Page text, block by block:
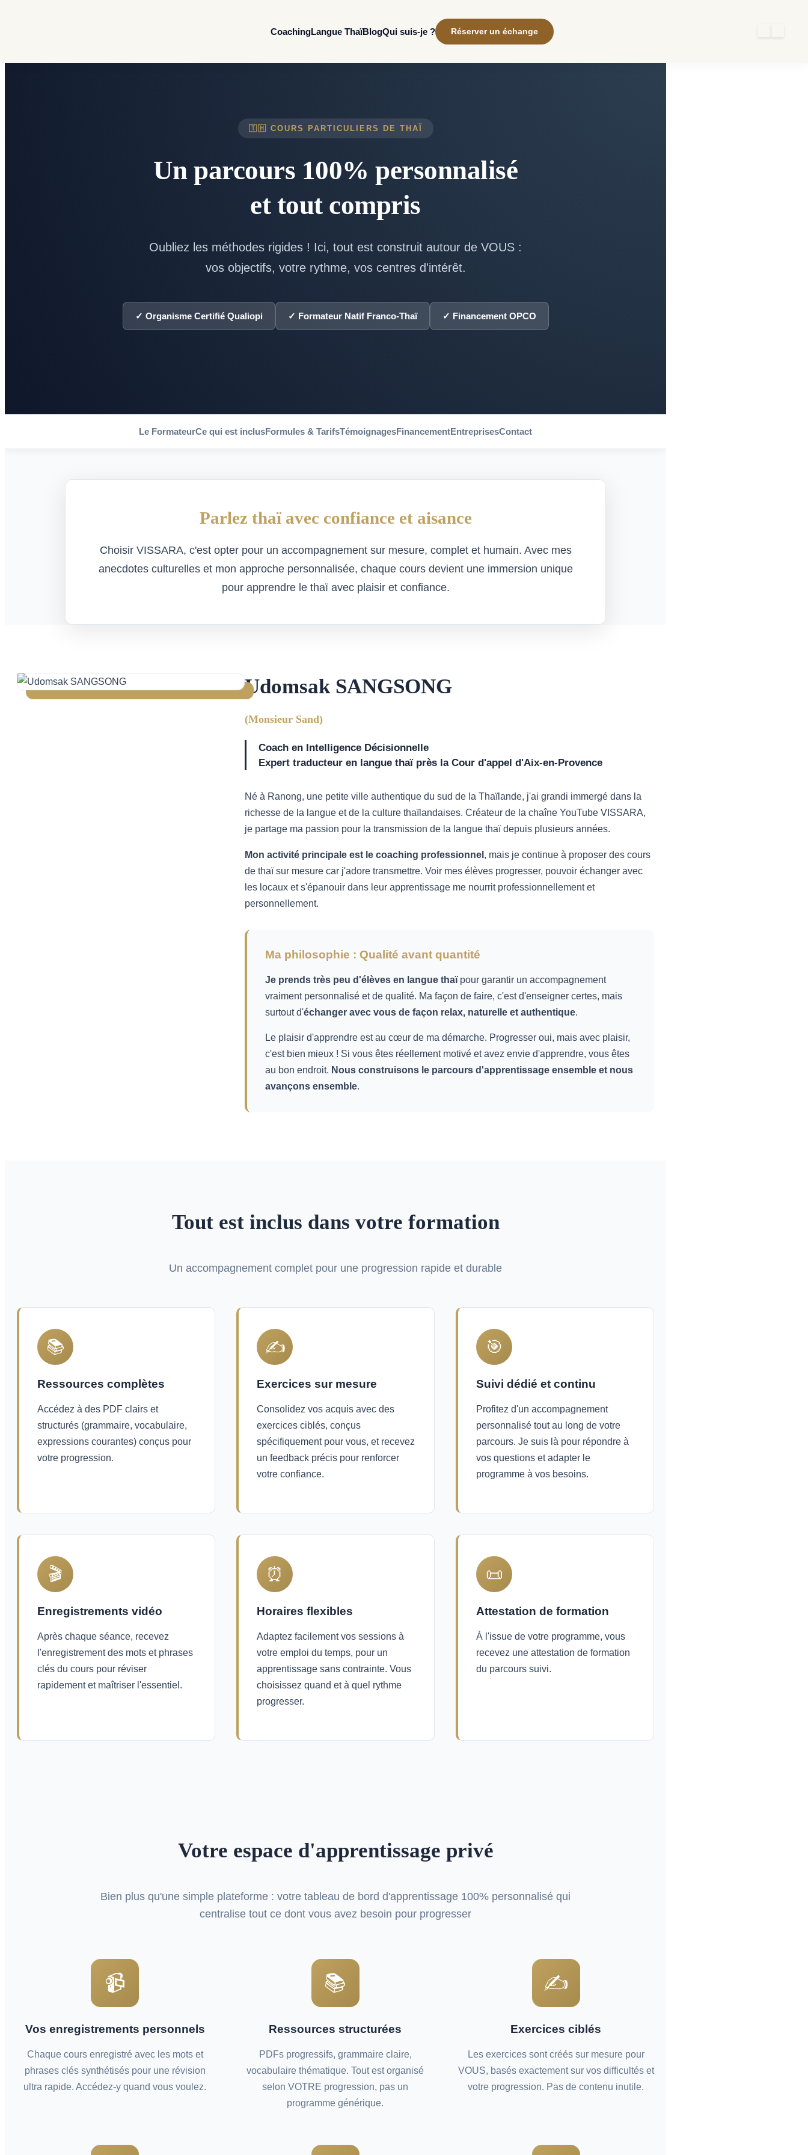
CoachingLangue ThaïBlogQui suis-je ? Réserver un échange
🇹🇭 COURS PARTICULIERS DE THAÏ
Un parcours 100% personnalisé
et tout compris
Oubliez les méthodes rigides ! Ici, tout est construit autour de VOUS :
vos objectifs, votre rythme, vos centres d'intérêt.
✓ Organisme Certifié Qualiopi ✓ Formateur Natif Franco-Thaï ✓ Financement OPCO
Le FormateurCe qui est inclusFormules & TarifsTémoignagesFinancementEntreprisesContact
Parlez thaï avec confiance et aisance
Choisir VISSARA, c'est opter pour un accompagnement sur mesure, complet et humain. Avec mes
anecdotes culturelles et mon approche personnalisée, chaque cours devient une immersion unique
pour apprendre le thaï avec plaisir et confiance.
Udomsak SANGSONG
(Monsieur Sand)
Coach en Intelligence Décisionnelle
Expert traducteur en langue thaï près la Cour d'appel d'Aix-en-Provence
Né à Ranong, une petite ville authentique du sud de la Thaïlande, j'ai grandi immergé dans la
richesse de la langue et de la culture thaïlandaises. Créateur de la chaîne YouTube VISSARA,
je partage ma passion pour la transmission de la langue thaï depuis plusieurs années.
Mon activité principale est le coaching professionnel , mais je continue à proposer des cours
de thaï sur mesure car j'adore transmettre. Voir mes élèves progresser, pouvoir échanger avec
les locaux et s'épanouir dans leur apprentissage me nourrit professionnellement et
personnellement.
Ma philosophie : Qualité avant quantité
Je prends très peu d'élèves en langue thaïpour garantir un accompagnement
vraiment personnalisé et de qualité. Ma façon de faire, c'est d'enseigner certes, mais
surtout d'échanger avec vous de façon relax, naturelle et authentique.
Le plaisir d'apprendre est au cœur de ma démarche. Progresser oui, mais avec plaisir,
c'est bien mieux ! Si vous êtes réellement motivé et avez envie d'apprendre, vous êtes
au bon endroit. Nous construisons le parcours d'apprentissage ensemble et nous
avançons ensemble.
Tout est inclus dans votre formation
Un accompagnement complet pour une progression rapide et durable
📚
Ressources complètes
Accédez à des PDF clairs et
structurés (grammaire, vocabulaire,
expressions courantes) conçus pour
votre progression.
✍️
Exercices sur mesure
Consolidez vos acquis avec des
exercices ciblés, conçus
spécifiquement pour vous, et recevez
un feedback précis pour renforcer
votre confiance.
🎯
Suivi dédié et continu
Profitez d'un accompagnement
personnalisé tout au long de votre
parcours. Je suis là pour répondre à
vos questions et adapter le
programme à vos besoins.
🎬
Enregistrements vidéo
Après chaque séance, recevez
l'enregistrement des mots et phrases
clés du cours pour réviser
rapidement et maîtriser l'essentiel.
⏰
Horaires flexibles
Adaptez facilement vos sessions à
votre emploi du temps, pour un
apprentissage sans contrainte. Vous
choisissez quand et à quel rythme
progresser.
📜
Attestation de formation
À l'issue de votre programme, vous
recevez une attestation de formation
du parcours suivi.
Votre espace d'apprentissage privé
Bien plus qu'une simple plateforme : votre tableau de bord d'apprentissage 100% personnalisé qui
centralise tout ce dont vous avez besoin pour progresser
📹
Vos enregistrements personnels
Chaque cours enregistré avec les mots et
phrases clés synthétisés pour une révision
ultra rapide. Accédez-y quand vous voulez.
📚
Ressources structurées
PDFs progressifs, grammaire claire,
vocabulaire thématique. Tout est organisé
selon VOTRE progression, pas un
programme générique.
✍️
Exercices ciblés
Les exercices sont créés sur mesure pour
VOUS, basés exactement sur vos difficultés et
votre progression. Pas de contenu inutile.